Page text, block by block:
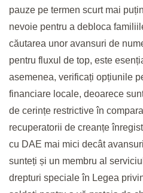
pauze pe termen scurt mai
nevoie pentru a debloca
căutarea unor avansuri de
pentru fluxul de top, este
asemenea, verificați opțiunile
financiare locale, deoarece
de cerințe restrictive în
recuperatorii de creanțe
cu DAE mai mici decât
sunteți și un membru al
drepturi speciale în Legea